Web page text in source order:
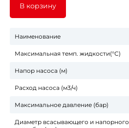
В корзину
Наименование
Максимальная темп. жидкости(°С)
Напор насоса (м)
Расход насоса (м3/ч)
Максимальное давление (бар)
Диаметр всасывающего и напорного